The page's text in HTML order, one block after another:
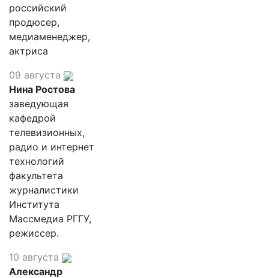
российский
продюсер,
медиаменеджер,
актриса
09 августа
Нина Ростова
заведующая
кафедрой
телевизионных,
радио и интернет
технологий
факультета
журналистики
Института
Массмедиа РГГУ,
режиссер.
10 августа
Александр